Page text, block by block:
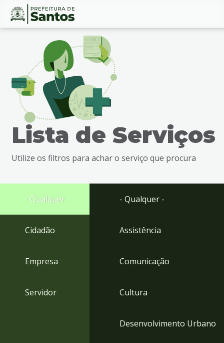
Ir
busca
Ir
rodapé
Conteúdo
Lista de Serviços
Utilize os filtros para achar o serviço que procura
- Qualquer -
Cidadão
Empresa
Servidor
- Qualquer -
Assistência
Comunicação
Cultura
Desenvolvimento Urbano